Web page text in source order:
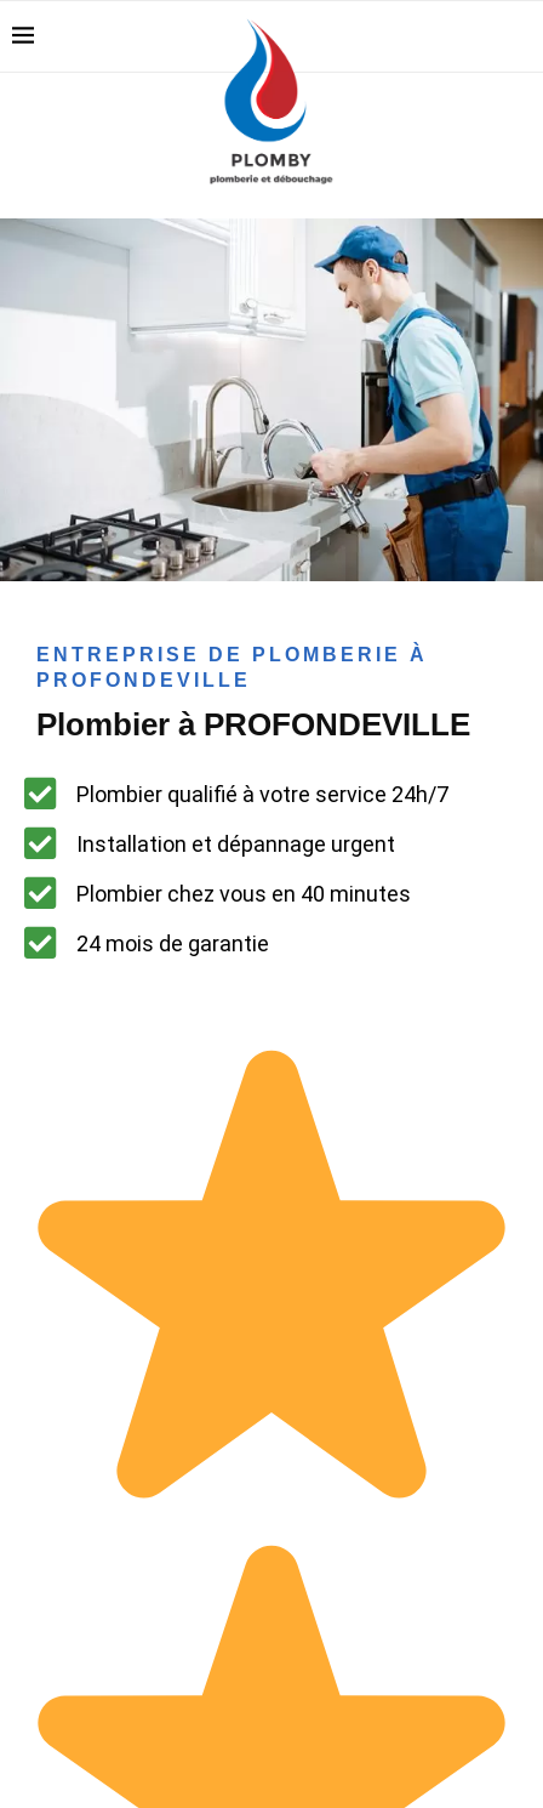
ENTREPRISE DE PLOMBERIE À
PROFONDEVILLE
Plombier à PROFONDEVILLE
Plombier qualifié à votre service 24h/7
Installation et dépannage urgent
Plombier chez vous en 40 minutes
24 mois de garantie